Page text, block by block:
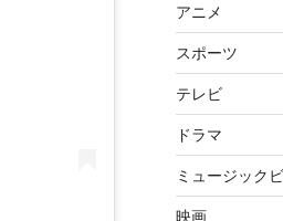
アニメ
スポーツ
テレビ
ドラマ
ミュージック
映画